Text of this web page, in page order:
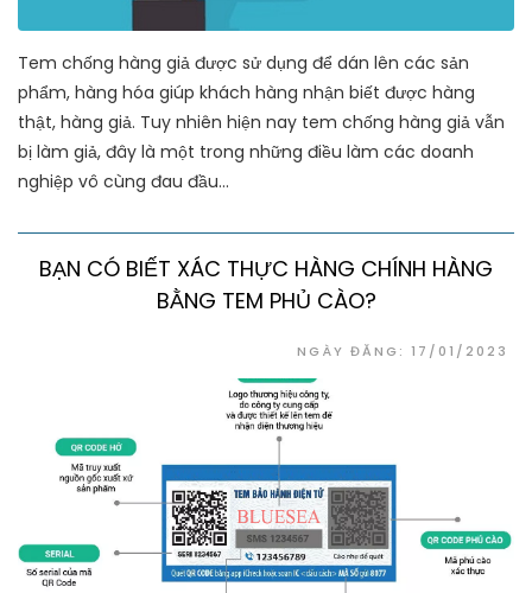
Tem chống hàng giả được sử dụng để dán lên các sản
phẩm, hàng hóa giúp khách hàng nhận biết được hàng
thật, hàng giả. Tuy nhiên hiện nay tem chống hàng giả vẫn
bị làm giả, đây là một trong những điều làm các doanh
nghiệp vô cùng đau đầu...
BẠN CÓ BIẾT XÁC THỰC HÀNG CHÍNH HÀNG
BẰNG TEM PHỦ CÀO?
NGÀY ĐĂNG: 17/01/2023